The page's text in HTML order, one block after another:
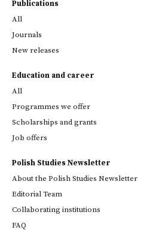
Publications
All
Journals
New releases
Education and career
All
Programmes we offer
Scholarships and grants
Job offers
Polish Studies Newsletter
About the Polish Studies Newsletter
Editorial Team
Collaborating institutions
FAQ